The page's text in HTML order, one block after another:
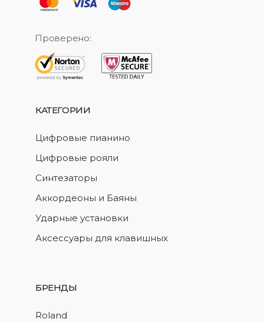
Проверено:
КАТЕГОРИИ
Цифровые пианино
Цифровые рояли
Синтезаторы
Аккордеоны и Баяны
Ударные установки
Аксессуары для клавишных
БРЕНДЫ
Roland